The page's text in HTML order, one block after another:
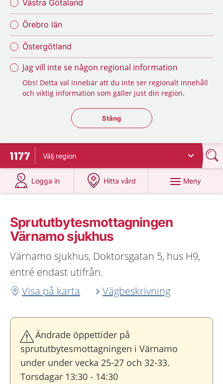
Västra Götaland
Örebro län
Östergötland
Jag vill inte se någon regional information
Obs! Detta val innebär att du inte ser regionalt innehåll
och viktig information som gäller just din region.
Stäng regionsväljaren
Stäng
Till startsidan för 1177
Välj region
Logga in
på 1177.se
Hitta vård
på 1177.se
Meny
Sprututbytesmottagningen
Värnamo sjukhus
Värnamo sjukhus, Doktorsgatan 5, hus H9,
entré endast utifrån.
Visa på karta
Vägbeskrivning
Ändrade öppettider på
sprututbytesmottagningen i Värnamo
under under vecka 25-27 och 32-33.
Torsdagar 13:30 - 14:30